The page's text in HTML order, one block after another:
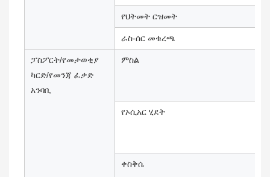
የህትመት ርዝመት
ራስ-ሰር መቁረጫ
ፓስፖርት/የመታወቂያ
ካርድ/የመንጃ ፈቃድ
አንባቢ
ምስል
የኦሲአር ሂደት
ቀስቅሴ